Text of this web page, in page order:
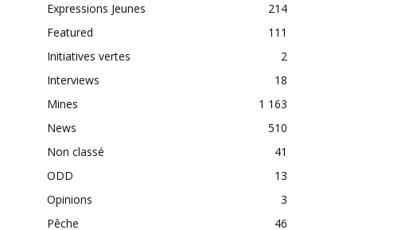
Expressions Jeunes
214
Featured
111
Initiatives vertes
2
Interviews
18
Mines
1 163
News
510
Non classé
41
ODD
13
Opinions
3
Pêche
46